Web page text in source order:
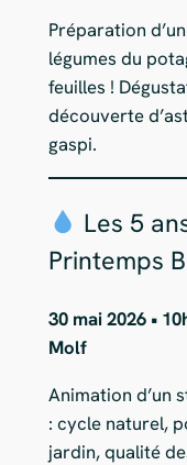
Préparation
légumes du
feuilles !
découverte
gaspi.
Les 5
Printemps
30 mai 2026 •
Molf
Animation d’un
: cycle naturel,
jardin, qualité